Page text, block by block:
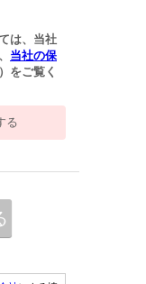
は、当社
、 当社の保
）をご覧く
る